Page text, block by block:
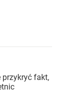
przykryć fakt,